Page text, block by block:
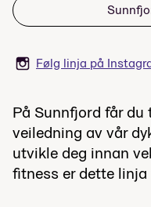
Følg linja på
På Sunnfjord får du
veiledning av vår
utvikle deg innan
fitness er dette linja